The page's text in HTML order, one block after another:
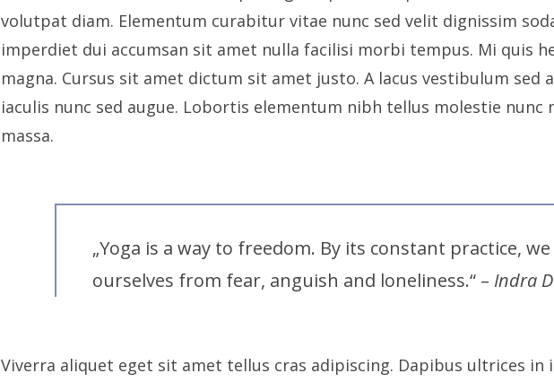
volutpat diam. Elementum curabitur vitae nunc sed velit dignissim
imperdiet dui accumsan sit amet nulla facilisi morbi tempus. Mi quis
magna. Cursus sit amet dictum sit amet justo. A lacus vestibulum sed
iaculis nunc sed augue. Lobortis elementum nibh tellus molestie nunc
massa.
„Yoga is a way to freedom. By its constant practice,
ourselves from fear, anguish and loneliness.“ – Indra
Viverra aliquet eget sit amet tellus cras adipiscing. Dapibus ultrices in